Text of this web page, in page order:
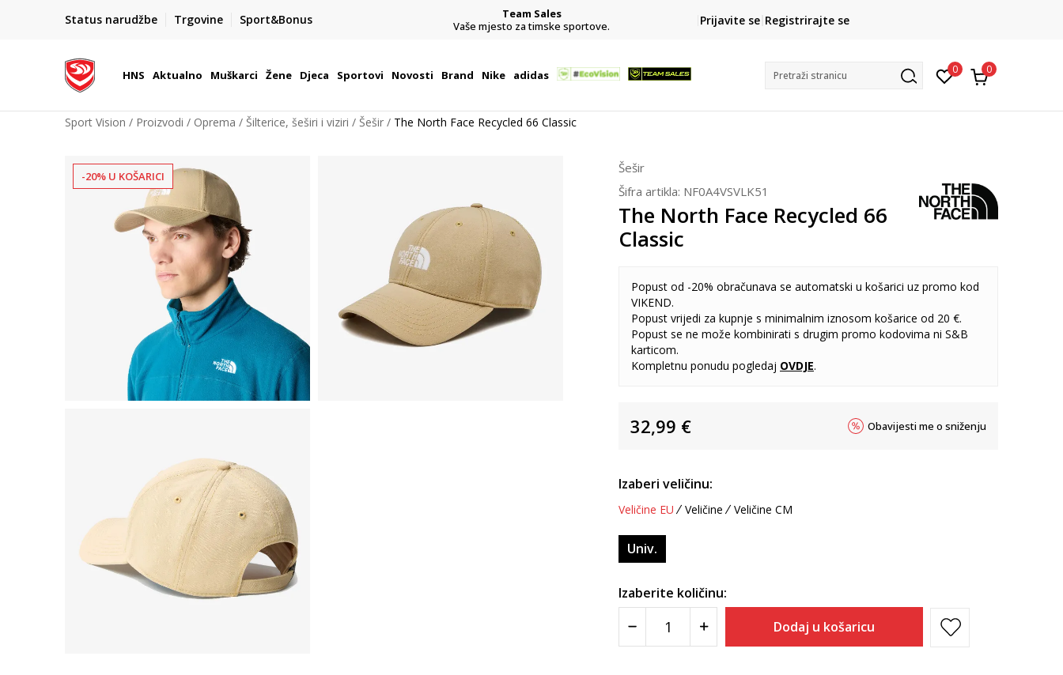
Status narudžbe Trgovine Sport&Bonus
BOX NOW
Dostava 1,50 €
| Više od 800 paketomata u Hrvatskoj
Team Sales
Vaše mjesto za timske sportove.
CLICK& COLLECT
besplatno preuzimanje u trgovini
Prijavite se Registrirajte se
HNS Aktualno Muškarci Žene Djeca Sportovi Novosti Brand Nike adidas Pretraži stranicu 0 0
Sport Vision Proizvodi Oprema Šilterice, šeširi i viziri Šešir The North Face Recycled 66 Classic
-20% U KOŠARICI
Šešir
Šifra artikla: NF0A4VSVLK51
The North Face Recycled 66
Classic
Popust od -20% obračunava se automatski u košarici uz promo kod
VIKEND.
Popust vrijedi za kupnje s minimalnim iznosom košarice od 20 €.
Popust se ne može kombinirati s drugim promo kodovima ni S&B
karticom.
Kompletnu ponudu pogledaj OVDJE.
32,99 € Obavijesti me o sniženju
Izaberi veličinu:
Veličine EU Veličine Veličine CM
Univ.
Izaberite količinu:
Dodaj u košaricu